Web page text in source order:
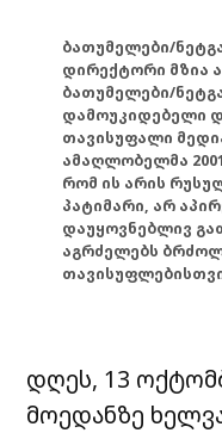
ბათუმელები/
დირექტორი მზია
ბათუმელები/
დამოუკიდებელი
თავისუფალი
ამაღლობელმა
რომ ის არის
პატიმარი, არ
დაუყოვნებლივ
აგრძელებს
დღეს, 13
მოედანზე